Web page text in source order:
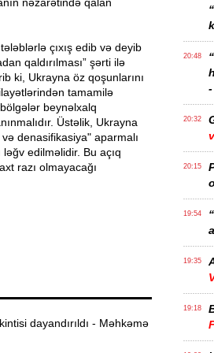
çıxış edib və deyib
qaldırılması” şərti ilə
ki, Ukrayna öz qoşunlarını
tamamilə
beynəlxalq
Üstəlik, Ukrayna
denasifikasiya" aparmalı
edilməlidir. Bu açıq
razı olmayacağı
dayandırıldı - Məhkəmə
20:48
-
20:32
20:15
19:54
19:35
19:18